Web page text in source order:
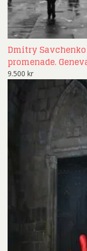
Dmitry
promenade.
9.500 kr